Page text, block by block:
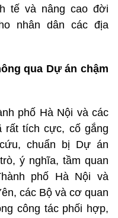
tế và nâng cao đời
nhân dân các địa
qua Dự án chậm
phố Hà Nội và các
rất tích cực, cố gắng
chuẩn bị Dự án
ý nghĩa, tầm quan
phố Hà Nội và
các Bộ và cơ quan
công tác phối hợp,